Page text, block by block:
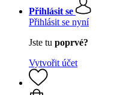
Přihlásit se
Přihlásit se nyní
Jste tu poprvé?
Vytvořit účet